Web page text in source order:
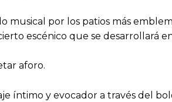
musical por los patios más
escénico que se desarrollará
aforo.
íntimo y evocador a través del